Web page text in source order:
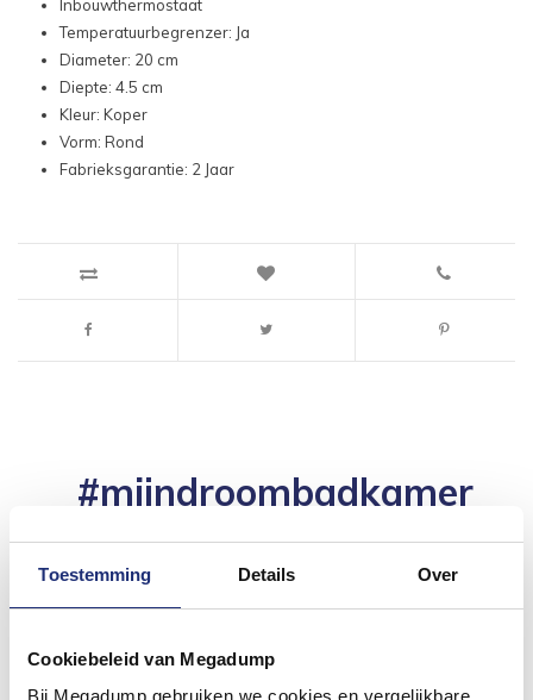
Toestemming Details Over
Cookiebeleid van Megadump
Bij Megadump gebruiken we cookies en vergelijkbare
Inbouwthermostaat
Temperatuurbegrenzer: Ja
Diameter: 20 cm
Diepte: 4.5 cm
Kleur: Koper
Vorm: Rond
Fabrieksgarantie: 2 Jaar
#mijndroombadkamer
en tag @megadumpnl. Samen bouwen we een
inspirerende omgeving vol met unieke
badkamerstijlen. Doe je mee?